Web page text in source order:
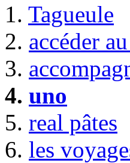
1. Tagueule
2. accéder
3.
4. uno
5. real pâtes
6. les